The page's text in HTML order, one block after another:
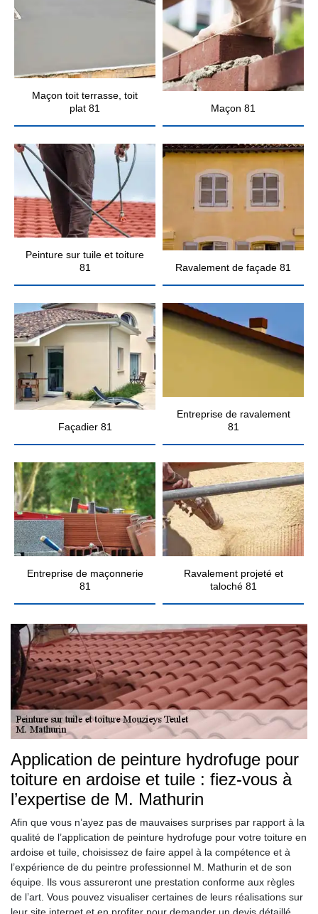
Maçon toit terrasse, toit
plat 81
Maçon 81
Peinture sur tuile et toiture
81
Ravalement de façade 81
Façadier 81
Entreprise de ravalement
81
Entreprise de maçonnerie
81
Ravalement projeté et
taloché 81
Application de peinture hydrofuge pour
toiture en ardoise et tuile : fiez-vous à
l’expertise de M. Mathurin
Afin que vous n’ayez pas de mauvaises surprises par rapport à la
qualité de l’application de peinture hydrofuge pour votre toiture en
ardoise et tuile, choisissez de faire appel à la compétence et à
l’expérience de du peintre professionnel M. Mathurin et de son
équipe. Ils vous assureront une prestation conforme aux règles
de l’art. Vous pouvez visualiser certaines de leurs réalisations sur